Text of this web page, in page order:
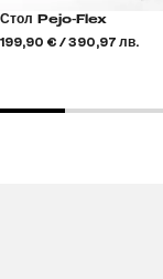
Стол Pejo-Flex
199,90 € / 390,97 лв.